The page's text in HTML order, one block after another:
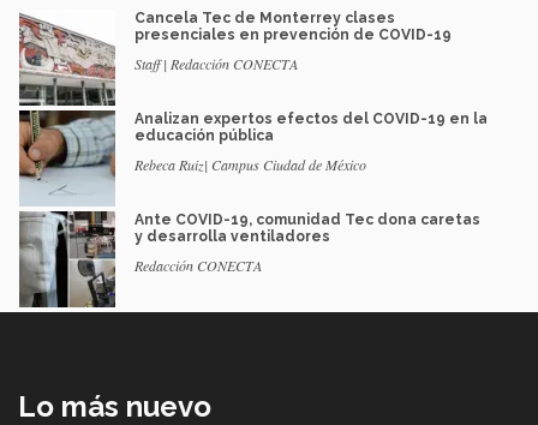
Cancela Tec de Monterrey clases
presenciales en prevención de COVID-19
Staff | Redacción CONECTA
Analizan expertos efectos del COVID-19 en la
educación pública
Rebeca Ruiz| Campus Ciudad de México
Ante COVID-19, comunidad Tec dona caretas
y desarrolla ventiladores
Redacción CONECTA
Lo más nuevo